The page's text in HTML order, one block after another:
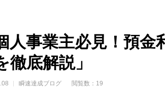
人事業主必見！預
徹底解説」
瞬速達成ブログ 閲覧数：19